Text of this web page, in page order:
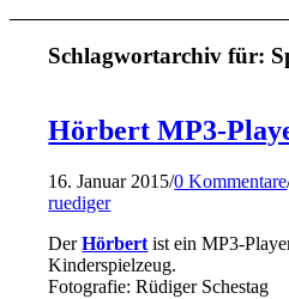
Schlagwortarchiv für:
Hörbert MP3-
16. Januar 2015/0 Kommentare
ruediger
DerHörbert ist ein MP3-
Kinderspielzeug.
Fotografie: Rüdiger Schestag